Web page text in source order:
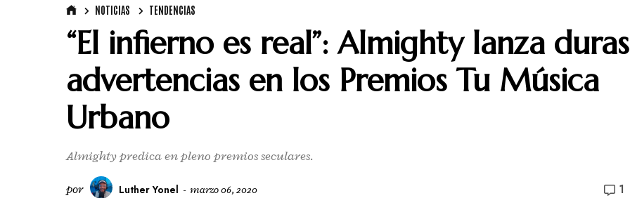
NOTICIAS TENDENCIAS
“El infierno es real”: Almighty lanza duras
advertencias en los Premios Tu Música
Urbano
Almighty predica en pleno premios seculares.
por Luther Yonel - marzo 06, 2020 1